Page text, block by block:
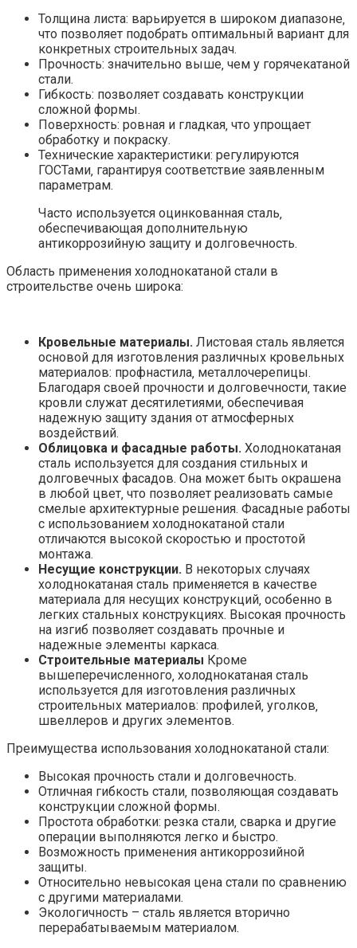
Толщина листа: варьируется в широком диапазоне‚
что позволяет подобрать оптимальный вариант для
конкретных строительных задач.
Прочность: значительно выше‚ чем у горячекатаной
стали.
Гибкость: позволяет создавать конструкции
сложной формы.
Поверхность: ровная и гладкая‚ что упрощает
обработку и покраску.
Технические характеристики: регулируются
ГОСТами‚ гарантируя соответствие заявленным
параметрам.
Часто используется оцинкованная сталь‚
обеспечивающая дополнительную
антикоррозийную защиту и долговечность.
Область применения холоднокатаной стали в
строительстве очень широка:
Кровельные материалы. Листовая сталь является
основой для изготовления различных кровельных
материалов: профнастила‚ металлочерепицы.
Благодаря своей прочности и долговечности‚ такие
кровли служат десятилетиями‚ обеспечивая
надежную защиту здания от атмосферных
воздействий.
Облицовка и фасадные работы. Холоднокатаная
сталь используется для создания стильных и
долговечных фасадов. Она может быть окрашена
в любой цвет‚ что позволяет реализовать самые
смелые архитектурные решения. Фасадные работы
с использованием холоднокатаной стали
отличаются высокой скоростью и простотой
монтажа.
Несущие конструкции. В некоторых случаях
холоднокатаная сталь применяется в качестве
материала для несущих конструкций‚ особенно в
легких стальных конструкциях. Высокая прочность
на изгиб позволяет создавать прочные и
надежные элементы каркаса.
Строительные материалы Кроме
вышеперечисленного‚ холоднокатаная сталь
используется для изготовления различных
строительных материалов: профилей‚ уголков‚
швеллеров и других элементов.
Преимущества использования холоднокатаной стали:
Высокая прочность стали и долговечность.
Отличная гибкость стали‚ позволяющая создавать
конструкции сложной формы.
Простота обработки: резка стали‚ сварка и другие
операции выполняются легко и быстро.
Возможность применения антикоррозийной
защиты.
Относительно невысокая цена стали по сравнению
с другими материалами.
Экологичность – сталь является вторично
перерабатываемым материалом.